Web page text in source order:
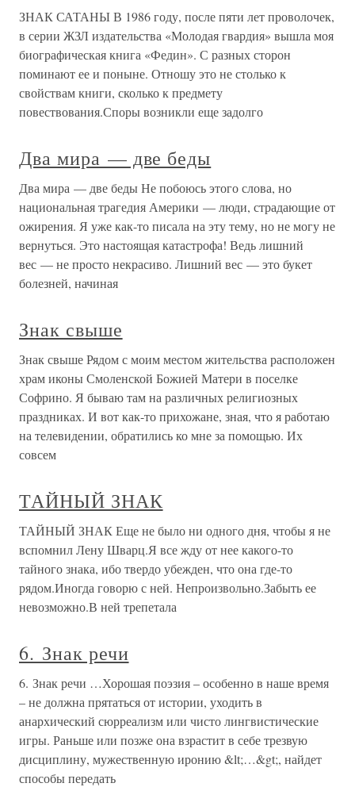
ЗНАК САТАНЫ В 1986 году, после пяти лет проволочек,
в серии ЖЗЛ издательства «Молодая гвардия» вышла моя
биографическая книга «Федин». С разных сторон
поминают ее и поныне. Отношу это не столько к
свойствам книги, сколько к предмету
повествования.Споры возникли еще задолго
Два мира — две беды
Два мира — две беды Не побоюсь этого слова, но
национальная трагедия Америки — люди, страдающие от
ожирения. Я уже как-то писала на эту тему, но не могу не
вернуться. Это настоящая катастрофа! Ведь лишний
вес — не просто некрасиво. Лишний вес — это букет
болезней, начиная
Знак свыше
Знак свыше Рядом с моим местом жительства расположен
храм иконы Смоленской Божией Матери в поселке
Софрино. Я бываю там на различных религиозных
праздниках. И вот как-то прихожане, зная, что я работаю
на телевидении, обратились ко мне за помощью. Их
совсем
ТАЙНЫЙ ЗНАК
ТАЙНЫЙ ЗНАК Еще не было ни одного дня, чтобы я не
вспомнил Лену Шварц.Я все жду от нее какого-то
тайного знака, ибо твердо убежден, что она где-то
рядом.Иногда говорю с ней. Непроизвольно.Забыть ее
невозможно.В ней трепетала
6. Знак речи
6. Знак речи …Хорошая поэзия – особенно в наше время
– не должна прятаться от истории, уходить в
анархический сюрреализм или чисто лингвистические
игры. Раньше или позже она взрастит в себе трезвую
дисциплину, мужественную иронию &lt;…&gt;, найдет
способы передать